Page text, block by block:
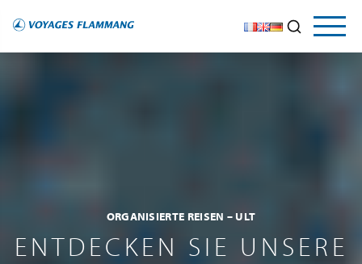
ORGANISIERTE REISEN – ULT
ENTDECKEN SIE UNSERE